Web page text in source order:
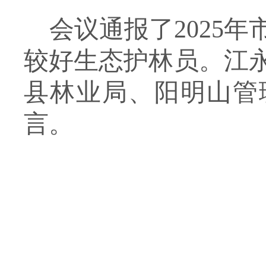
会议通报了2025年
较好生态护林员。江
县林业局、阳明山
言。